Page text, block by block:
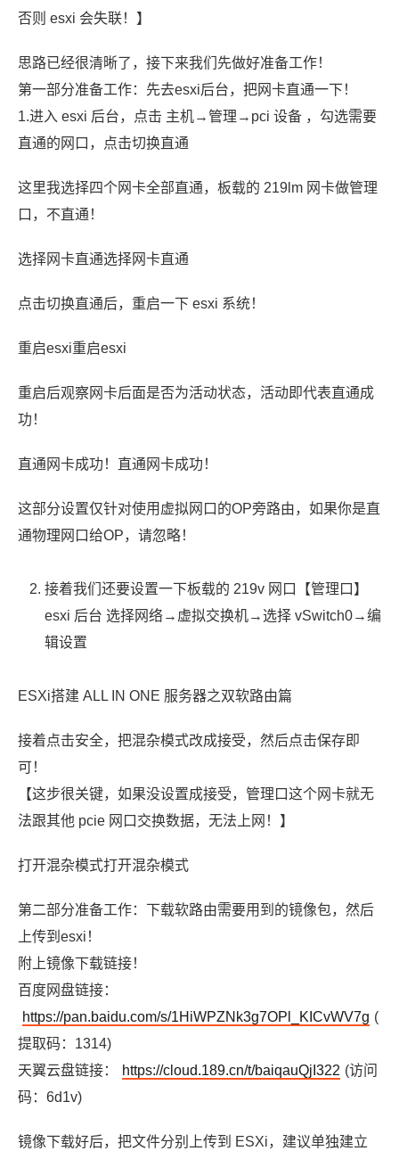
否则 esxi 会失联！】
思路已经很清晰了，接下来我们先做好准备工作！
第一部分准备工作：先去esxi后台，把网卡直通一下！
1.进入 esxi 后台，点击 主机→管理→pci 设备 ，勾选需要
直通的网口，点击切换直通
这里我选择四个网卡全部直通，板载的 219lm 网卡做管理
口，不直通！
选择网卡直通选择网卡直通
点击切换直通后，重启一下 esxi 系统！
重启esxi重启esxi
重启后观察网卡后面是否为活动状态，活动即代表直通成
功！
直通网卡成功！直通网卡成功！
这部分设置仅针对使用虚拟网口的OP旁路由，如果你是直
通物理网口给OP，请忽略！
接着我们还要设置一下板载的 219v 网口【管理口】
esxi 后台 选择网络→虚拟交换机→选择 vSwitch0→编
辑设置
ESXi搭建 ALL IN ONE 服务器之双软路由篇
接着点击安全，把混杂模式改成接受，然后点击保存即
可！
【这步很关键，如果没设置成接受，管理口这个网卡就无
法跟其他 pcie 网口交换数据，无法上网！】
打开混杂模式打开混杂模式
第二部分准备工作：下载软路由需要用到的镜像包，然后
上传到esxi！
附上镜像下载链接！
百度网盘链接：
https://pan.baidu.com/s/1HiWPZNk3g7OPl_KICvWV7g (
提取码：1314)
天翼云盘链接：
https://cloud.189.cn/t/baiqauQjI322 (访问
码：6d1v)
镜像下载好后，把文件分别上传到 ESXi，建议单独建立